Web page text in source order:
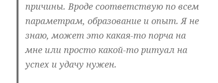
причины. Вроде соответствую по всем
параметрам, образование и опыт. Я не
знаю, может это какая-то порча на
мне или просто какой-то ритуал на
успех и удачу нужен.